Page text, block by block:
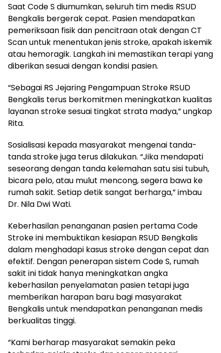
Saat Code S diumumkan, seluruh tim medis RSUD
Bengkalis bergerak cepat. Pasien mendapatkan
pemeriksaan fisik dan pencitraan otak dengan CT
Scan untuk menentukan jenis stroke, apakah iskemik
atau hemoragik. Langkah ini memastikan terapi yang
diberikan sesuai dengan kondisi pasien.
“Sebagai RS Jejaring Pengampuan Stroke RSUD
Bengkalis terus berkomitmen meningkatkan kualitas
layanan stroke sesuai tingkat strata madya,” ungkap
Rita.
Sosialisasi kepada masyarakat mengenai tanda-
tanda stroke juga terus dilakukan. “Jika mendapati
seseorang dengan tanda kelemahan satu sisi tubuh,
bicara pelo, atau mulut mencong, segera bawa ke
rumah sakit. Setiap detik sangat berharga,” imbau
Dr. Nila Dwi Wati.
Keberhasilan penanganan pasien pertama Code
Stroke ini membuktikan kesiapan RSUD Bengkalis
dalam menghadapi kasus stroke dengan cepat dan
efektif. Dengan penerapan sistem Code S, rumah
sakit ini tidak hanya meningkatkan angka
keberhasilan penyelamatan pasien tetapi juga
memberikan harapan baru bagi masyarakat
Bengkalis untuk mendapatkan penanganan medis
berkualitas tinggi.
“Kami berharap masyarakat semakin peka